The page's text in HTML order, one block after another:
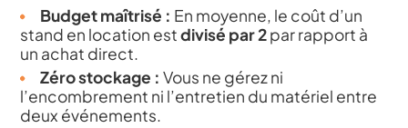
Budget maîtrisé : En moyenne, le coût d’un
stand en location estdivisé par 2par rapport à
un achat direct.
Zéro stockage : Vous ne gérez ni
l’encombrement ni l’entretien du matériel entre
deux événements.